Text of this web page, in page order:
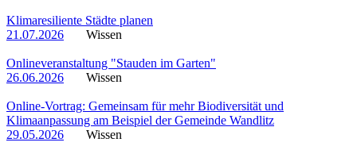
Klimaresiliente Städte planen
21.07.2026
Wissen
Onlineveranstaltung "Stauden im Garten"
26.06.2026
Wissen
Online-Vortrag: Gemeinsam für mehr Biodiversität und
Klimaanpassung am Beispiel der Gemeinde Wandlitz
29.05.2026
Wissen